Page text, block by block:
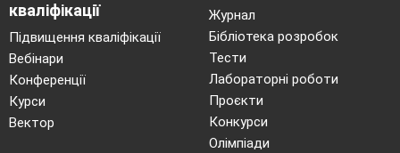
кваліфікації
Підвищення кваліфікації
Вебінари
Конференції
Курси
Вектор
Журнал
Бібліотека розробок
Тести
Лабораторні роботи
Проєкти
Конкурси
Олімпіади